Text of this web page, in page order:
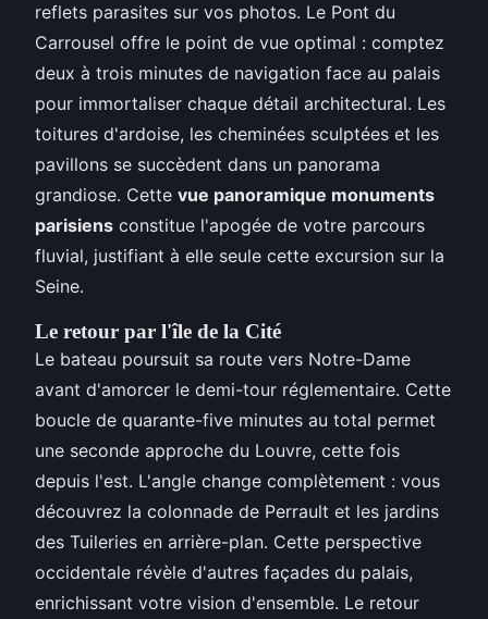
reflets parasites sur vos photos. Le Pont du
Carrousel offre le point de vue optimal : comptez
deux à trois minutes de navigation face au palais
pour immortaliser chaque détail architectural. Les
toitures d'ardoise, les cheminées sculptées et les
pavillons se succèdent dans un panorama
grandiose. Cette vue panoramique monuments
parisiens constitue l'apogée de votre parcours
fluvial, justifiant à elle seule cette excursion sur la
Seine.
Le retour par l'île de la Cité
Le bateau poursuit sa route vers Notre-Dame
avant d'amorcer le demi-tour réglementaire. Cette
boucle de quarante-five minutes au total permet
une seconde approche du Louvre, cette fois
depuis l'est. L'angle change complètement : vous
découvrez la colonnade de Perrault et les jardins
des Tuileries en arrière-plan. Cette perspective
occidentale révèle d'autres façades du palais,
enrichissant votre vision d'ensemble. Le retour